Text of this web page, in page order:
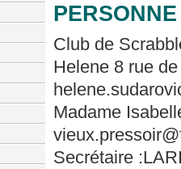
Club de
Helene 8 rue
Madame
Secrétaire